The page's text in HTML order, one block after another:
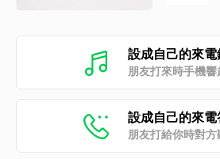
設成自己的來
朋友打來時手機
設成自己的來
朋友打給你時對